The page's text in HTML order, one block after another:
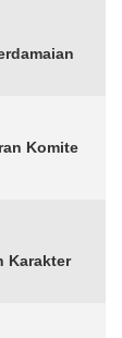
Komite
Karakter